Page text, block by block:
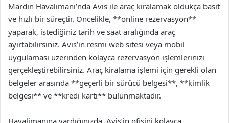
Mardin Havalimanı’nda Avis ile araç kiralamak oldukça basit
ve hızlı bir süreçtir. Öncelikle, **online rezervasyon**
yaparak, istediğiniz tarih ve saat aralığında araç
ayırtabilirsiniz. Avis’in resmi web sitesi veya mobil
uygulaması üzerinden kolayca rezervasyon işlemlerinizi
gerçekleştirebilirsiniz. Araç kiralama işlemi için gerekli olan
belgeler arasında **geçerli bir sürücü belgesi**, **kimlik
belgesi** ve **kredi kartı** bulunmaktadır.
Havalimanına vardığınızda, Avis’in ofisini kolayca